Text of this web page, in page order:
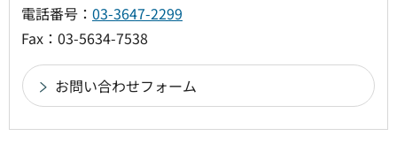
電話番号： 03-3647-2299
Fax：03-5634-7538